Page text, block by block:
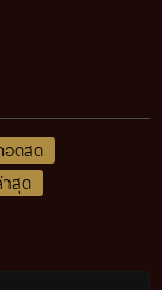
อดสด
าสุด